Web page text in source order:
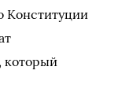
Конституции
который